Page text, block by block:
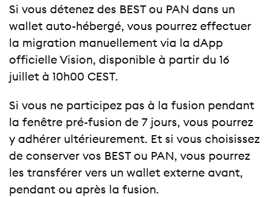
Si vous détenez des BEST ou PAN dans un
wallet auto-hébergé, vous pourrez effectuer
la migration manuellement via la dApp
officielle Vision, disponible à partir du 16
juillet à 10h00 CEST.
Si vous ne participez pas à la fusion pendant
la fenêtre pré-fusion de 7 jours, vous pourrez
y adhérer ultérieurement. Et si vous choisissez
de conserver vos BEST ou PAN, vous pourrez
les transférer vers un wallet externe avant,
pendant ou après la fusion.